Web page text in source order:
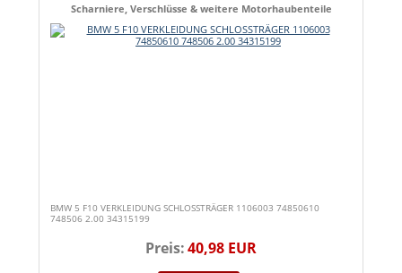
Scharniere, Verschlüsse & weitere Motorhaubenteile
BMW 5 F10 VERKLEIDUNG SCHLOSSTRÄGER 1106003 74850610
748506 2.00 34315199
Preis:40,98 EUR